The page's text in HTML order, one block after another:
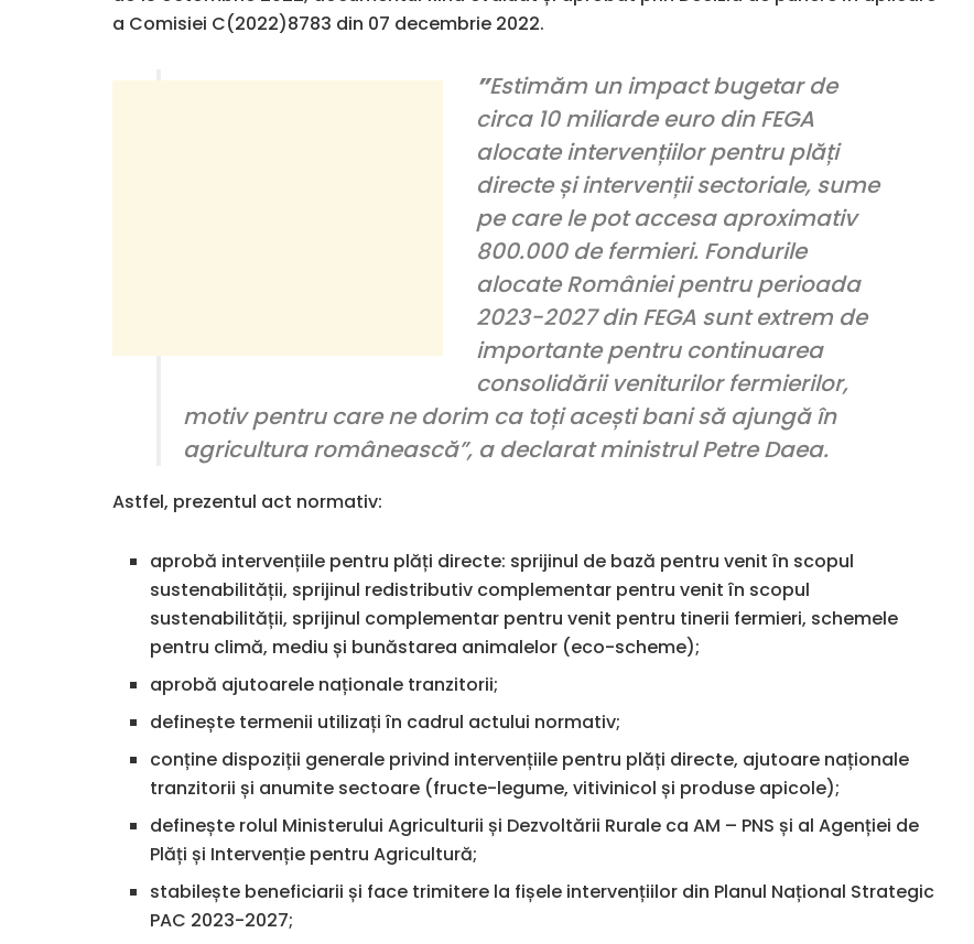
a Comisiei C(2022)8783 din 07 decembrie 2022.
”Estimăm un impact bugetar de
circa 10miliarde euro din FEGA
alocate intervențiilor pentru plăți
directe și intervenții sectoriale, sume
pe care le pot accesa aproximativ
800.000 de fermieri. Fondurile
alocate României pentru perioada
2023-2027 din FEGA sunt extrem de
importante pentru continuarea
consolidării veniturilor fermierilor,
motiv pentru care ne dorim ca toți acești bani să ajungă în
agricultura românească”, a declarat ministrul Petre Daea.
Astfel, prezentul act normativ:
aprobă intervențiile pentru plăți directe: sprijinul de bază pentru venit în scopul
sustenabilității, sprijinul redistributiv complementar pentru venit în scopul
sustenabilității, sprijinul complementar pentru venit pentru tinerii fermieri, schemele
pentru climă, mediu și bunăstarea animalelor (eco-scheme);
aprobă ajutoarele naționale tranzitorii;
definește termenii utilizați în cadrul actului normativ;
conține dispoziții generale privind intervențiile pentru plăți directe, ajutoare naționale
tranzitorii și anumite sectoare (fructe-legume, vitivinicol și produse apicole);
definește rolul Ministerului Agriculturii și Dezvoltării Rurale ca AM – PNS și al Agenției de
Plăți și Intervenție pentru Agricultură;
stabilește beneficiarii și face trimitere la fișele intervențiilor din Planul Național Strategic
PAC 2023-2027;